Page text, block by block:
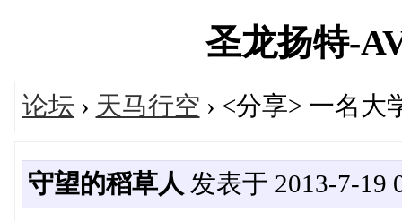
圣龙扬特-
论坛 › 天马行空 › <分享> 一名大
守望的稻草人 发表于 2013-7-19